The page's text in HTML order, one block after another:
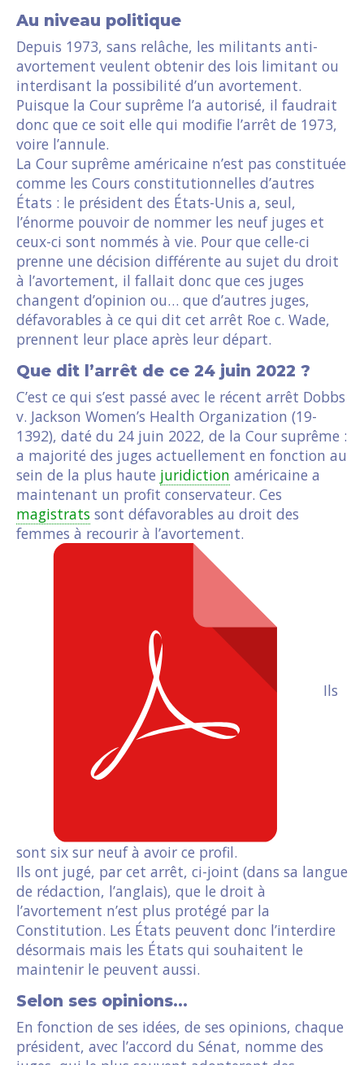
Au niveau politique
Depuis 1973, sans relâche, les militants anti-
avortement veulent obtenir des lois limitant ou
interdisant la possibilité d’un avortement.
Puisque la Cour suprême l’a autorisé, il faudrait
donc que ce soit elle qui modifie l’arrêt de 1973,
voire l’annule.
La Cour suprême américaine n’est pas constituée
comme les Cours constitutionnelles d’autres
États : le président des États-Unis a, seul,
l’énorme pouvoir de nommer les neuf juges et
ceux-ci sont nommés à vie. Pour que celle-ci
prenne une décision différente au sujet du droit
à l’avortement, il fallait donc que ces juges
changent d’opinion ou… que d’autres juges,
défavorables à ce qui dit cet arrêt Roe c. Wade,
prennent leur place après leur départ.
Que dit l’arrêt de ce 24 juin 2022 ?
C’est ce qui s’est passé avec le récent arrêt Dobbs
v. Jackson Women’s Health Organization (19-
1392), daté du 24 juin 2022, de la Cour suprême :
a majorité des juges actuellement en fonction au
sein de la plus haute juridiction américaine a
maintenant un profit conservateur. Ces
magistrats sont défavorables au droit des
femmes à recourir à l’avortement.
Ils
sont six sur neuf à avoir ce profil.
Ils ont jugé, par cet arrêt, ci-joint (dans sa langue
de rédaction, l’anglais), que le droit à
l’avortement n’est plus protégé par la
Constitution. Les États peuvent donc l’interdire
désormais mais les États qui souhaitent le
maintenir le peuvent aussi.
Selon ses opinions…
En fonction de ses idées, de ses opinions, chaque
président, avec l’accord du Sénat, nomme des